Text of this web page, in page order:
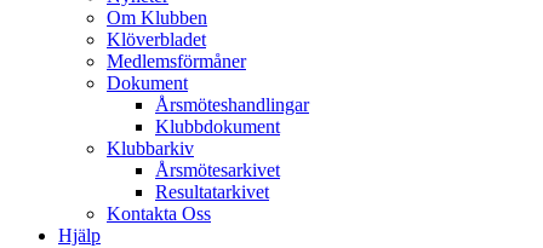
Om Klubben
Klöverbladet
Medlemsförmåner
Dokument
Årsmöteshandlingar
Klubbdokument
Klubbarkiv
Årsmötesarkivet
Resultatarkivet
Kontakta Oss
Hjälp